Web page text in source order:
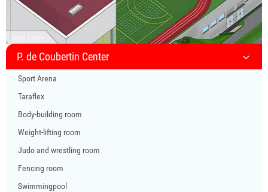
P. de Coubertin Center
Sport Arena
Taraflex
Body-building room
Weight-lifting room
Judo and wrestling room
Fencing room
Swimmingpool